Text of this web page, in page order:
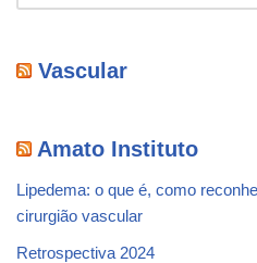
Vascular
Amato Instituto
Lipedema: o que é, como
cirurgião vascular
Retrospectiva 2024